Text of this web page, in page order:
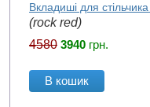
Вкладиші для
(rock red)
4580 3940 грн.
В кошик